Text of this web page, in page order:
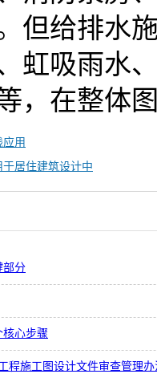
但给排水
虹吸雨水
，在整体
用
居住建筑设计中
部分
核心步骤
程施工图设计文件审查管理办